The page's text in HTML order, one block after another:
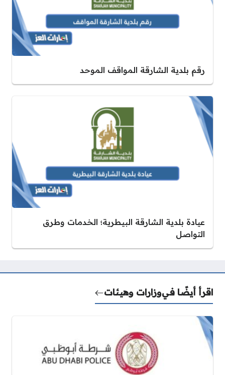
رقم بلدية الشارقة المواقف الموحد
عيادة بلدية الشارقة البيطرية؛ الخدمات وطرق
التواصل
اقرأ أيضًا فيوزارات وهيئات